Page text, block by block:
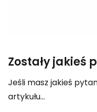
Zostały jakieś
Jeśli masz jakieś
artykułu...